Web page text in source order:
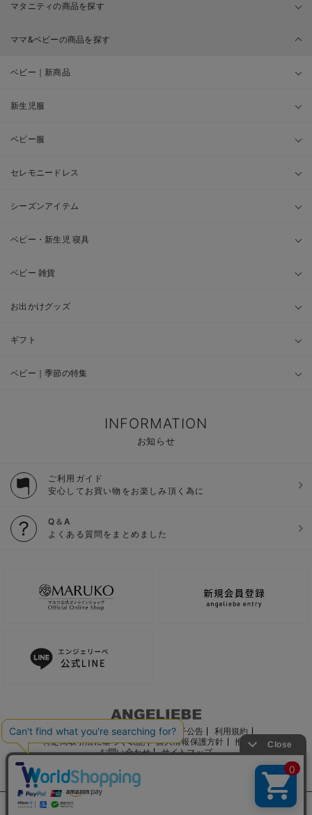
マタニティの商品を探す
ママ&ベビーの商品を探す
ベビー｜新商品
新生児服
ベビー服
セレモニードレス
シーズンアイテム
ベビー・新生児 寝具
ベビー 雑貨
お出かけグッズ
ギフト
ベビー｜季節の特集
INFORMATION
お知らせ
ご利用ガイド
安心してお買い物をお楽しみ頂く為に
Q＆A
よくある質問をまとめました
ご利用ガイド 会社概要 電子公告
利用規約
特定商取引法に基づく表記
個人情報保護方針
推奨環境
お問い合わせ
サイトマップ
サイト内の文章、画像などの著作物はマルコ株式会社に属します。